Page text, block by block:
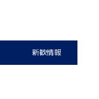
新歓情報